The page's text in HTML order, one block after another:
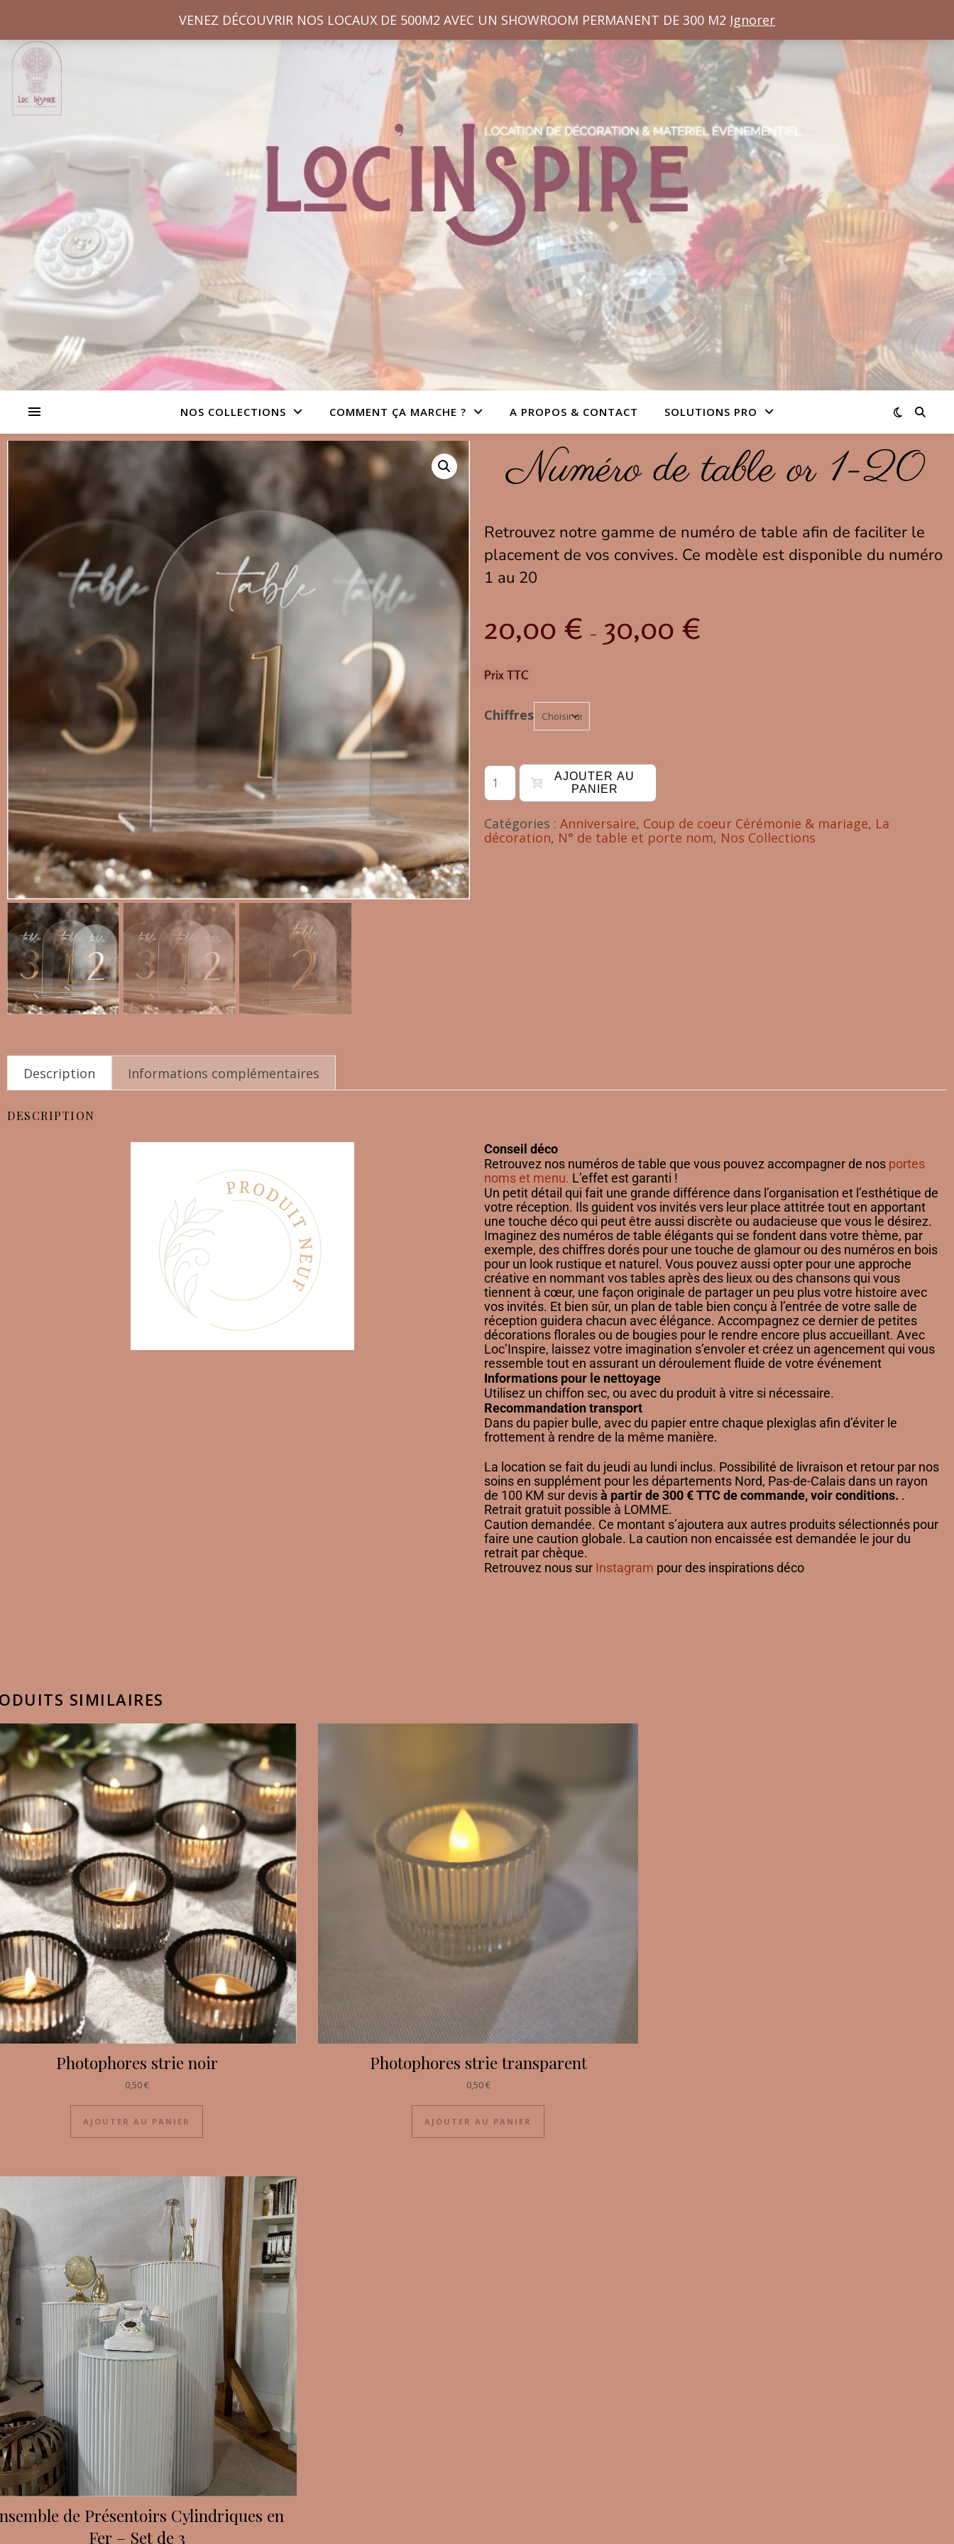
VENEZ DÉCOUVRIR NOS LOCAUX DE 500M2 AVEC UN SHOWROOM PERMANENT DE 300 M2 Ignorer
NOS COLLECTIONS COMMENT ÇA MARCHE ? A PROPOS & CONTACT SOLUTIONS PRO
Numéro de table or 1-20
Retrouvez notre gamme de numéro de table afin de faciliter le
placement de vos convives. Ce modèle est disponible du numéro
1 au 20
20,00 € – 30,00 €
Prix TTC
Chiffres
AJOUTER AU
PANIER
Catégories : Anniversaire, Coup de coeur Cérémonie & mariage, La
décoration, N° de table et porte nom, Nos Collections
Description Informations complémentaires
DESCRIPTION
Conseil déco
Retrouvez nos numéros de table que vous pouvez accompagner de nos portes
noms et menu. L’effet est garanti !
Un petit détail qui fait une grande différence dans l’organisation et l’esthétique de
votre réception. Ils guident vos invités vers leur place attitrée tout en apportant
une touche déco qui peut être aussi discrète ou audacieuse que vous le désirez.
Imaginez des numéros de table élégants qui se fondent dans votre thème, par
exemple, des chiffres dorés pour une touche de glamour ou des numéros en bois
pour un look rustique et naturel. Vous pouvez aussi opter pour une approche
créative en nommant vos tables après des lieux ou des chansons qui vous
tiennent à cœur, une façon originale de partager un peu plus votre histoire avec
vos invités. Et bien sûr, un plan de table bien conçu à l’entrée de votre salle de
réception guidera chacun avec élégance. Accompagnez ce dernier de petites
décorations florales ou de bougies pour le rendre encore plus accueillant. Avec
Loc’Inspire, laissez votre imagination s’envoler et créez un agencement qui vous
ressemble tout en assurant un déroulement fluide de votre événement
Informations pour le nettoyage
Utilisez un chiffon sec, ou avec du produit à vitre si nécessaire.
Recommandation transport
Dans du papier bulle, avec du papier entre chaque plexiglas afin d’éviter le
frottement à rendre de la même manière.
La location se fait du jeudi au lundi inclus. Possibilité de livraison et retour par nos
soins en supplément pour les départements Nord, Pas-de-Calais dans un rayon
de 100 KM sur devisà partir de 300 € TTC de commande, voir conditions. .
Retrait gratuit possible à LOMME.
Caution demandée. Ce montant s’ajoutera aux autres produits sélectionnés pour
faire une caution globale. La caution non encaissée est demandée le jour du
retrait par chèque.
Retrouvez nous sur Instagram pour des inspirations déco
SIMILAIRES
Photophores strie noir
0,50€
AJOUTER AU PANIER
Photophores strie transparent
0,50€
AJOUTER AU PANIER
de Présentoirs Cylindriques en
Fer – Set de 3